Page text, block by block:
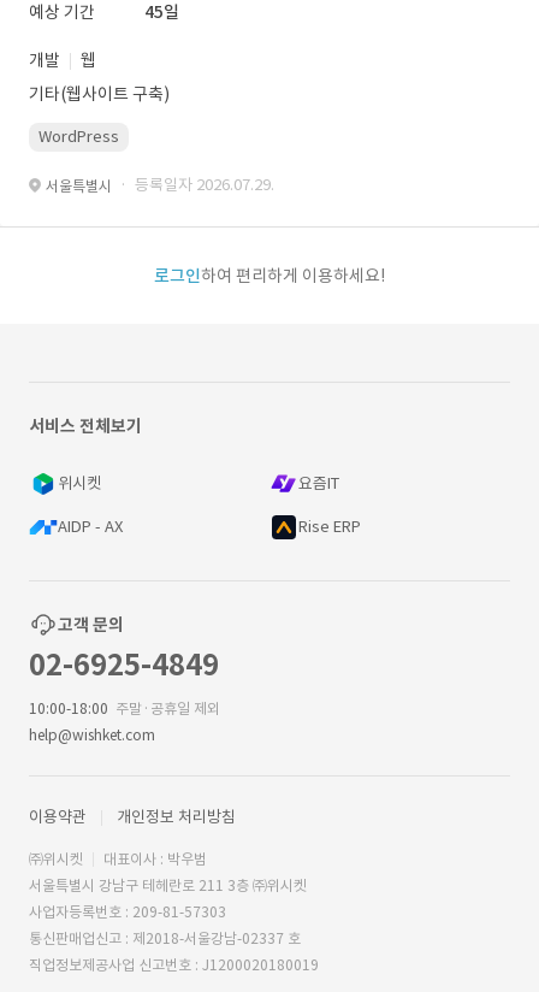
예상 기간
45일
개발
웹
기타(웹사이트 구축)
WordPress
서울특별시 · 등록일자 2026.07.29.
로그인하여 편리하게 이용하세요!
서비스 전체보기
위시켓 요즘IT
AIDP - AX Rise ERP
고객 문의
02-6925-4849
10:00-18:00 주말·공휴일 제외
help@wishket.com
이용약관 개인정보 처리방침
㈜위시켓
대표이사 : 박우범
서울특별시 강남구 테헤란로 211 3층 ㈜위시켓
사업자등록번호 : 209-81-57303
통신판매업신고 : 제2018-서울강남-02337 호
직업정보제공사업 신고번호 : J1200020180019